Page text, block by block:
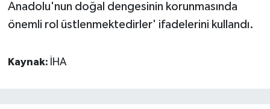
Anadolu'nun doğal dengesinin korunmasında
önemli rol üstlenmektedirler' ifadelerini kullandı.
Kaynak: İHA